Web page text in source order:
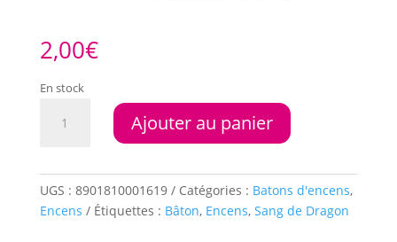
2,00€
En stock
Dragons
Ajouter au panier
UGS : 8901810001619 Catégories : Batons d'encens,
Encens
Étiquettes : Bâton, Encens, Sang de Dragon